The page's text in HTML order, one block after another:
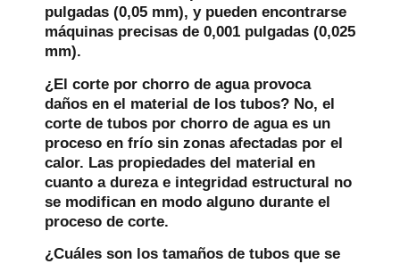
pulgadas (0,05 mm), y pueden encontrarse
máquinas precisas de 0,001 pulgadas (0,025
mm).
¿El corte por chorro de agua provoca
daños en el material de los tubos? No, el
corte de tubos por chorro de agua es un
proceso en frío sin zonas afectadas por el
calor. Las propiedades del material en
cuanto a dureza e integridad estructural no
se modifican en modo alguno durante el
proceso de corte.
¿Cuáles son los tamaños de tubos que se